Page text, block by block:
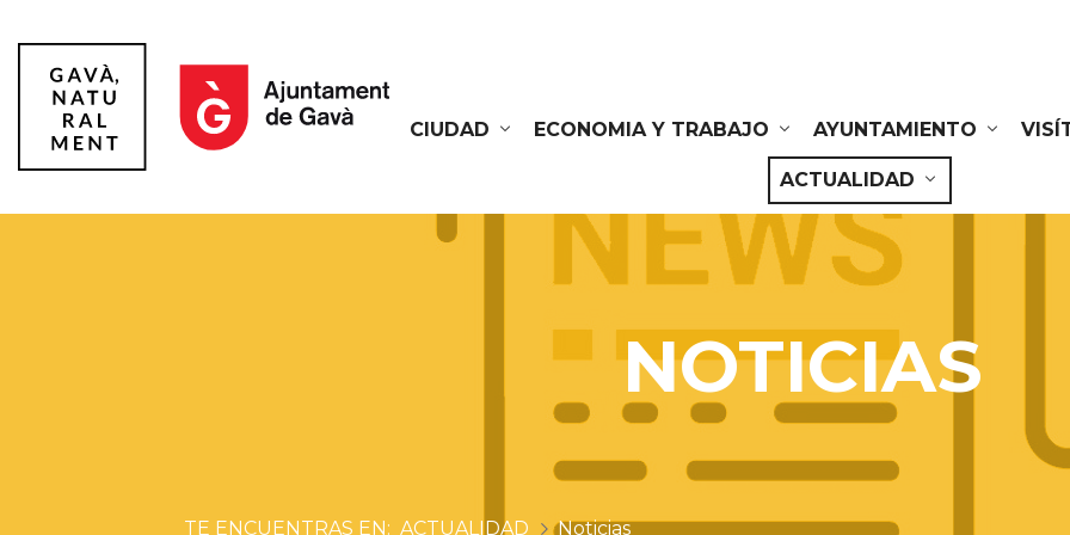
CIUDAD
ECONOMIA Y TRABAJO AYUNTAMIENTO
ACTUALIDAD
NOTICIAS
ACTUALIDAD Noticias